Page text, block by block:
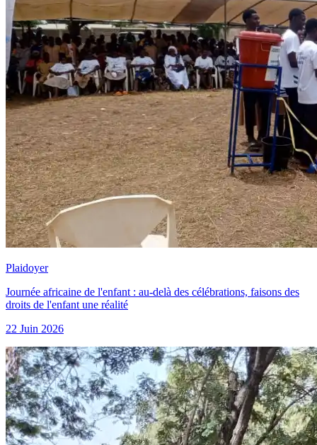
Plaidoyer
Journée africaine de l'enfant : au-delà des célébrations, faisons des
droits de l'enfant une réalité
22 Juin 2026